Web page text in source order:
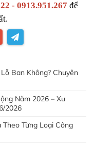
- 0913.951.267 để
Ban Không? Chuyên
Năm 2026 – Xu
2026
Theo Từng Loại Công